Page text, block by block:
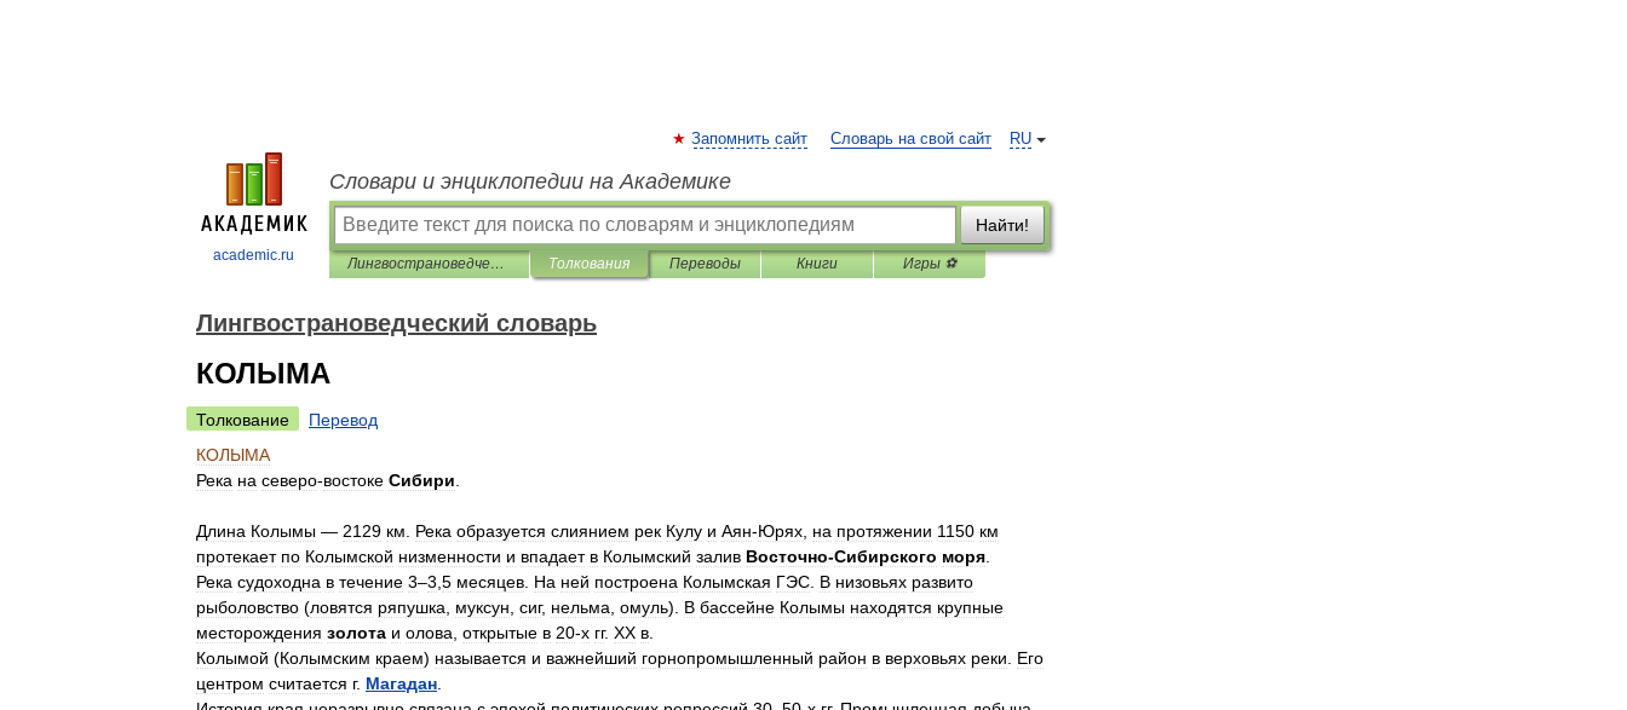
academic.ru
RU
Запомнить сайт Словарь на свой сайт
Словари и энциклопедии на Академике
Найти!
Лингвострановедческий словарь Толкования Переводы Книги Игры ⚽
Лингвострановедческий словарь
КОЛЫМА
Толкование
Перевод
КОЛЫМА
Река на северо-востоке Сибири
Длина Колымы — 2129 км Река образуется слиянием рек Кулу и Аян-Юрях на протяжении 1150 км
протекает по Колымской низменности и впадает в Колымский залив Восточно-Сибирского моря
Река судоходна в течение 3–3 5 месяцев На ней построена Колымская ГЭС В низовьях развито
рыболовство (ловятся ряпушка муксун сиг, нельма омуль). В бассейне Колымы находятся крупные
месторождения золота и олова открытые в 20-х гг. XX в
Колымой (Колымским краем) называется и важнейший горнопромышленный район в верховьях реки
Его
центром считается г. Магадан